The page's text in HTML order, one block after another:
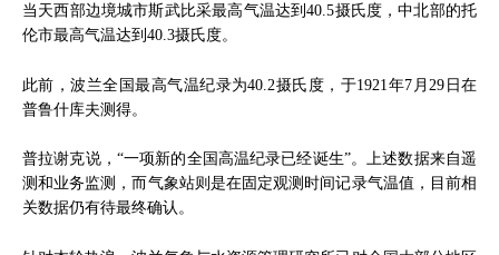
当天西部边境城市斯武比采最高气温达到40.5摄氏度，中北部的托
伦市最高气温达到40.3摄氏度。
此前，波兰全国最高气温纪录为40.2摄氏度，于1921年7月29日在
普鲁什库夫测得。
普拉谢克说，“一项新的全国高温纪录已经诞生”。上述数据来自遥
测和业务监测，而气象站则是在固定观测时间记录气温值，目前相
关数据仍有待最终确认。